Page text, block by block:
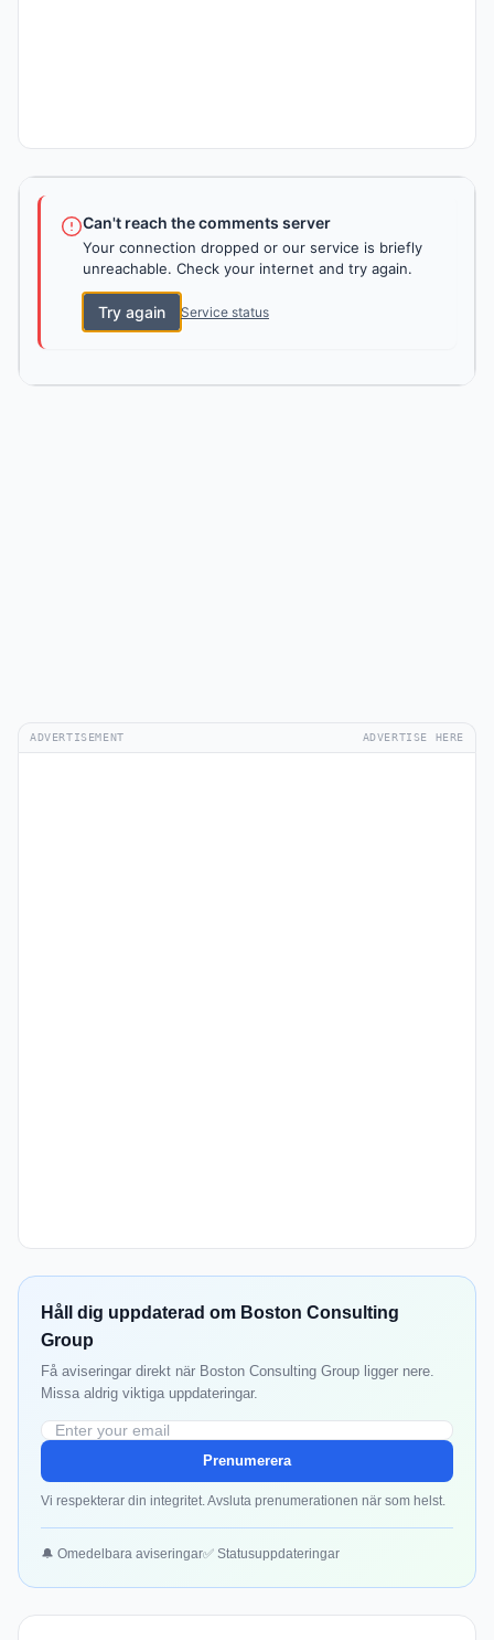
Can't reach the comments server
Your connection dropped or our service is briefly
unreachable. Check your internet and try again.
Try again Service status
ADVERTISEMENT ADVERTISE HERE
Håll dig uppdaterad om Boston Consulting
Group
Få aviseringar direkt när Boston Consulting Group ligger nere.
Missa aldrig viktiga uppdateringar.
Prenumerera
Vi respekterar din integritet. Avsluta prenumerationen när som helst.
🔔 Omedelbara aviseringar✅ Statusuppdateringar